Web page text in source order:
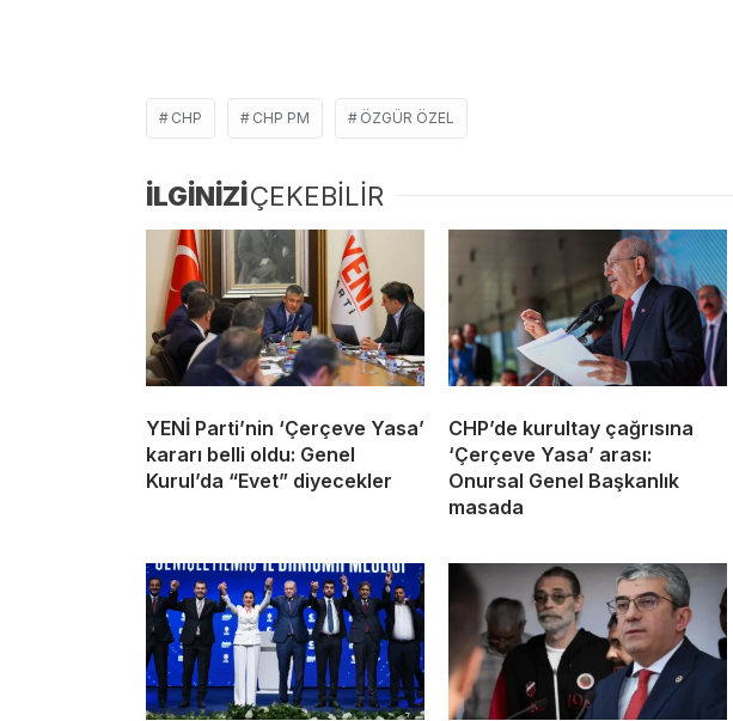
CHP CHP PM ÖZGÜR ÖZEL
İLGİNİZİÇEKEBİLİR
YENİ Parti’nin ‘Çerçeve Yasa’
kararı belli oldu: Genel
Kurul’da “Evet” diyecekler
CHP’de kurultay çağrısına
‘Çerçeve Yasa’ arası:
Onursal Genel Başkanlık
masada